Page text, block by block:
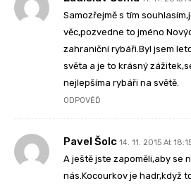
Samozřejmě s tím
věc,pozvedne to jméno
zahraniční rybáři.Byl jsem
světa a je to krásný
nejlepšíma rybáři na světě.
ODPOVĚĎ
Pavel Šolc 14. 11. 2015 At
A ještě jste zapoměli,aby se
nás.Kocourkov je hadr,když